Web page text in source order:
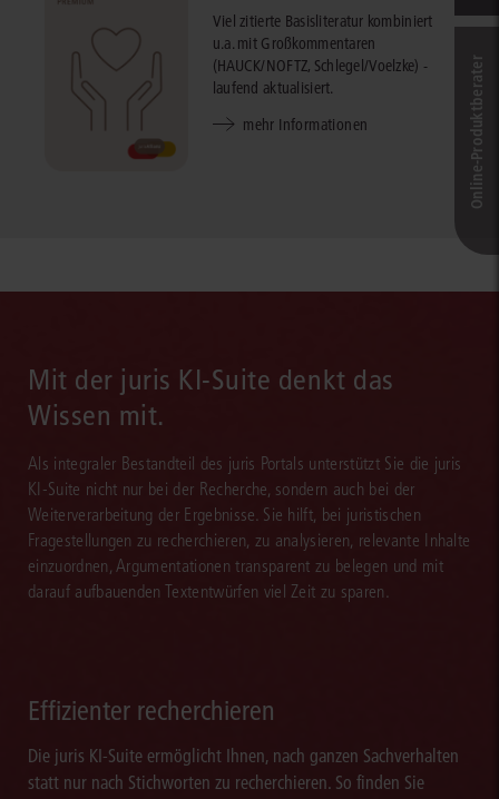
Viel zitierte Basisliteratur kombiniert
u.a. mit Großkommentaren
(HAUCK/NOFTZ, Schlegel/Voelzke) -
laufend aktualisiert.
mehr Informationen
Mit der juris KI-Suite denkt das
Wissen mit.
Als integraler Bestandteil des juris Portals unterstützt Sie die juris
KI-Suite nicht nur bei der Recherche, sondern auch bei der
Weiterverarbeitung der Ergebnisse. Sie hilft, bei juristischen
Fragestellungen zu recherchieren, zu analysieren, relevante Inhalte
einzuordnen, Argumentationen transparent zu belegen und mit
darauf aufbauenden Textentwürfen viel Zeit zu sparen.
Effizienter recherchieren
Die juris KI-Suite ermöglicht Ihnen, nach ganzen Sachverhalten
statt nur nach Stichworten zu recherchieren. So finden Sie
Online-Produkt­berater